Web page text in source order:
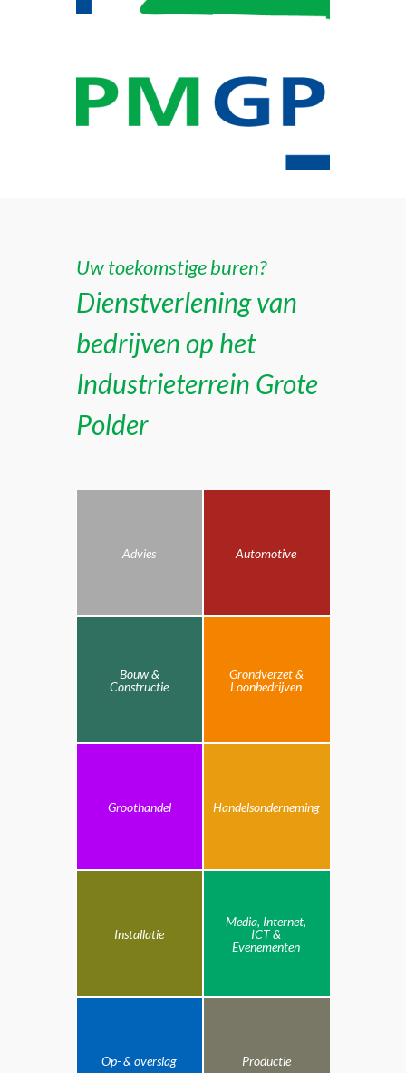
Uw toekomstige buren?
Dienstverlening van
bedrijven op het
Industrieterrein Grote
Polder
Advies Automotive
Bouw &
Constructie
Grondverzet &
Loonbedrijven
Groothandel Handelsonderneming
Installatie
Media, Internet,
ICT &
Evenementen
Op- & overslag Productie